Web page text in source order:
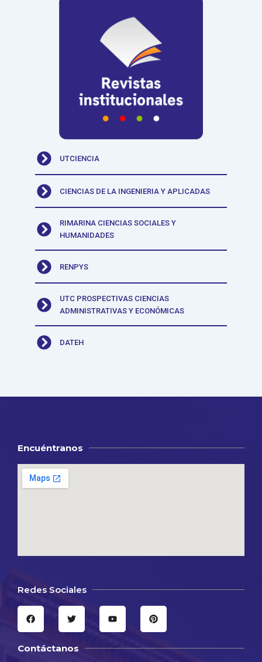
UTCIENCIA
CIENCIAS DE LA INGENIERIA Y APLICADAS
RIMARINA CIENCIAS SOCIALES Y
HUMANIDADES
RENPYS
UTC PROSPECTIVAS CIENCIAS
ADMINISTRATIVAS Y ECONÓMICAS
DATEH
Encuéntranos
Redes Sociales
a
b
o
w
t
e
o i
Contáctanos